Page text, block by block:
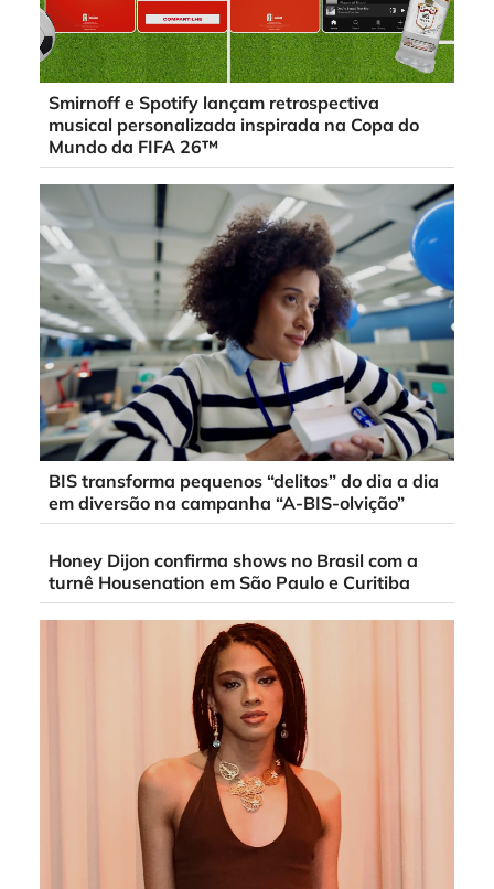
Smirnoff e Spotify lançam retrospectiva
musical personalizada inspirada na Copa do
Mundo da FIFA 26™
BIS transforma pequenos “delitos” do dia a dia
em diversão na campanha “A-BIS-olvição”
Honey Dijon confirma shows no Brasil com a
turnê Housenation em São Paulo e Curitiba